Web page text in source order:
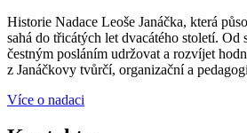
Historie Nadace Leoše Janáčka, která
sahá do třicátých let dvacátého století. Od
čestným posláním udržovat a rozvíjet
z Janáčkovy tvůrčí, organizační a
Více o nadaci